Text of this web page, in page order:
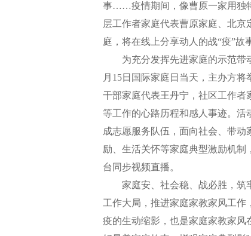
事……疫情期间，像曹原一家用独
层工作者家庭代表曹原家庭、北京
庭，将在线上分享动人的战“疫”故
为充分发挥先进家庭的示范带动
月15日国际家庭日当天，主办方
干部家庭代表王丹宁，社区工作者
等工作的心路历程和感人事迹。活
成志愿服务队伍，面向社会、带
励、生活关怀等家庭典型激励机
台同步视频直播。
家庭安、社会稳、战必胜，筑牢
工作大局，推进家庭家教家风工作
疫的生动缩影，也是家庭家教家风